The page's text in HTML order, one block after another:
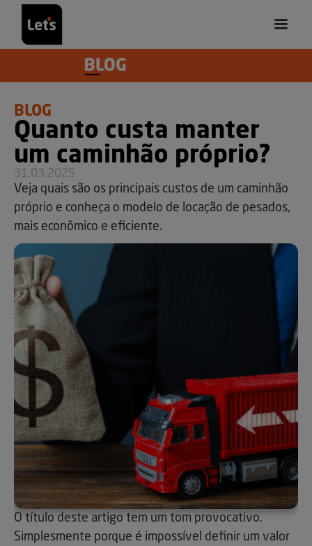
BLOG
Quanto custa manter
um caminhão próprio?
31.03.2025
Veja quais são os principais custos de um caminhão
próprio e conheça o modelo de locação de pesados,
mais econômico e eficiente.
O título deste artigo tem um tom provocativo.
Simplesmente porque é impossível definir um valor